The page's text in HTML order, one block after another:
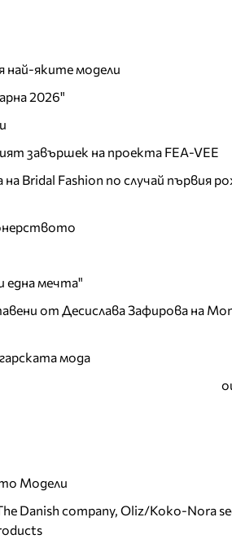
най-яките модели
2026"
завършек на проекта FEA-VEE
Bridal Fashion по случай първия
една мечта"
от Десислава Зафирова на
мода
Модели
Danish company, Oliz/Koko-Nora